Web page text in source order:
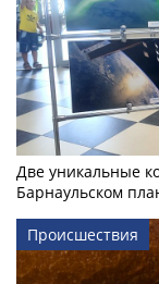
Две уникальные
Барнаульском
Происшествия